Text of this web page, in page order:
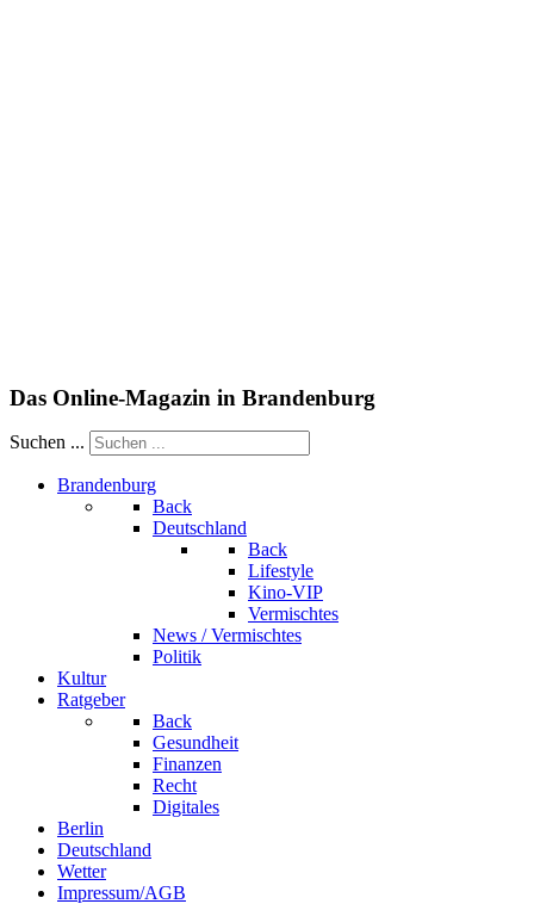
Das Online-Magazin in Brandenburg
Suchen ...
Brandenburg
Back
Deutschland
Back
Lifestyle
Kino-VIP
Vermischtes
News / Vermischtes
Politik
Kultur
Ratgeber
Back
Gesundheit
Finanzen
Recht
Digitales
Berlin
Deutschland
Wetter
Impressum/AGB